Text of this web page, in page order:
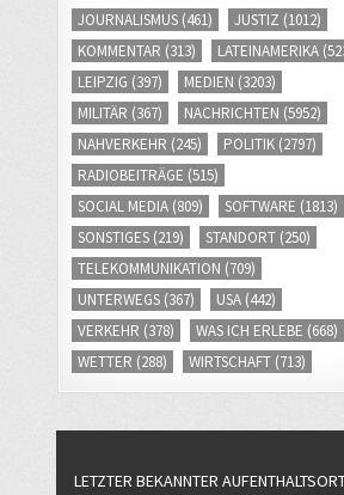
JOURNALISMUS (461) JUSTIZ (1012)
KOMMENTAR (313) LATEINAMERIKA
LEIPZIG (397) MEDIEN (3203)
MILITÄR (367) NACHRICHTEN (5952)
NAHVERKEHR (245) POLITIK (2797)
RADIOBEITRÄGE (515)
SOCIAL MEDIA (809) SOFTWARE (1813)
SONSTIGES (219) STANDORT (250)
TELEKOMMUNIKATION (709)
UNTERWEGS (367) USA (442)
VERKEHR (378) WAS ICH ERLEBE (668)
WETTER (288) WIRTSCHAFT (713)
LETZTER BEKANNTER